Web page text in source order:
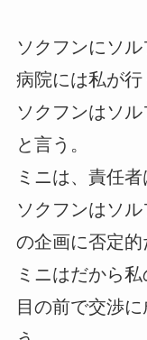
ソクフンにソ
病院には私が行
ソクフンはソ
と言う。
ミニは、責任者
ソクフンはソ
の企画に否定的
ミニはだから
目の前で交渉